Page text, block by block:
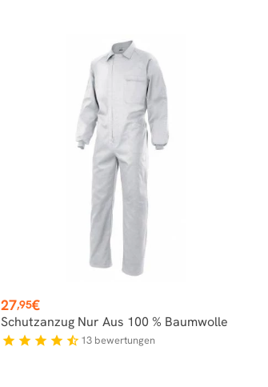
Preis
27,95€
Schutzanzug Nur Aus 100 % Baumwolle
star star star star star_half 13 bewertungen